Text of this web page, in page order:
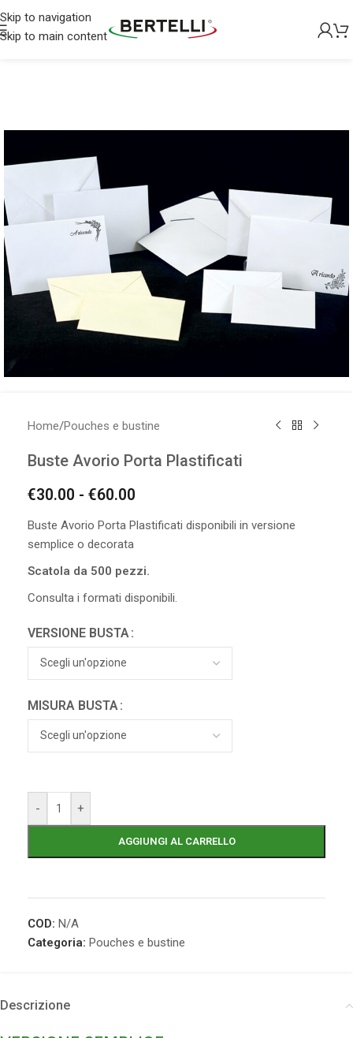
Skip to navigation
Skip to main content
Home/Pouches e bustine
Buste Avorio Porta Plastificati
€30.00 - €60.00
Buste Avorio Porta Plastificati disponibili in versione
semplice o decorata
Scatola da 500 pezzi.
Consulta i formati disponibili.
VERSIONE BUSTA
MISURA BUSTA
- +
AGGIUNGI AL CARRELLO
COD: N/A
Categoria: Pouches e bustine
Descrizione